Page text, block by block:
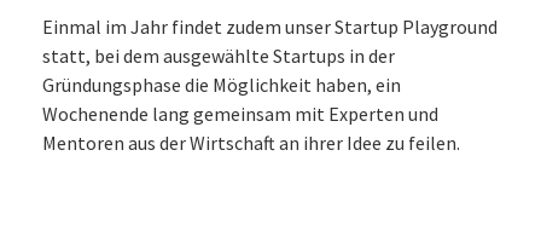
Einmal im Jahr findet zudem unser Startup Playground
statt, bei dem ausgewählte Startups in der
Gründungsphase die Möglichkeit haben, ein
Wochenende lang gemeinsam mit Experten und
Mentoren aus der Wirtschaft an ihrer Idee zu feilen.